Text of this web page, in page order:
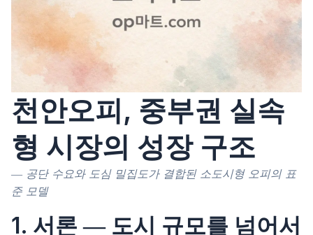
천안오피, 중부권 실속
형 시장의 성장 구조
― 공단 수요와 도심 밀집도가 결합된 소도시형 오피의 표
준 모델
1. 서론 ― 도시 규모를 넘어서